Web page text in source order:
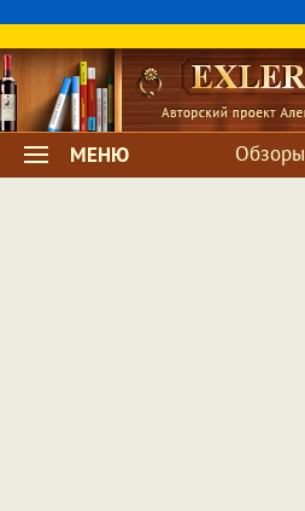
МЕНЮ Обзоры